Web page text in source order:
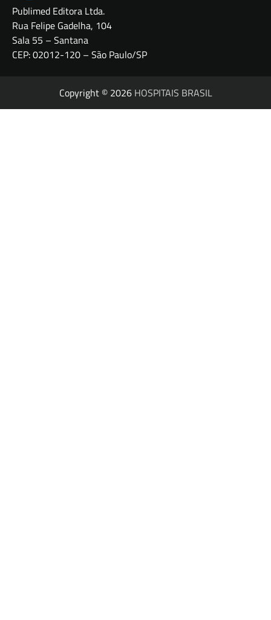
Publimed Editora Ltda.
Rua Felipe Gadelha, 104
Sala 55 – Santana
CEP: 02012-120 – São Paulo/SP
Copyright © 2026 HOSPITAIS BRASIL